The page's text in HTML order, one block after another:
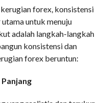
forex, konsistensi
untuk menuju
adalah langkah-langkah
konsistensi dan
forex beruntun: